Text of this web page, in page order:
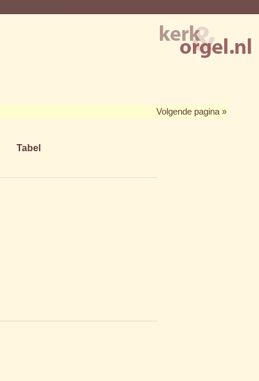
Volgende pagina »
Tabel